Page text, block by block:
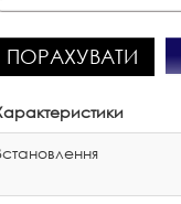
ПОРАХУВАТИ